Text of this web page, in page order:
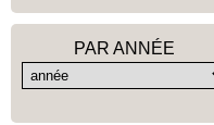
PAR ANNÉE